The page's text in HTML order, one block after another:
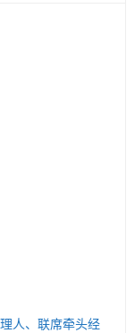
人、联席牵头经